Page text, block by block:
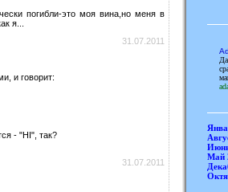
погибли-это моя вина,но меня в
я...
31.07.2011
и говоpит:
- "HI", так?
31.07.2011
Май